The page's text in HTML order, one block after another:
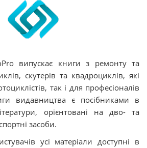
випускає книги з ремонту та
скутерів та квадроциклів, які
так і для професіоналів
видавництва є посібниками в
орієнтовані на дво- та
засоби.
усі матеріали доступні в